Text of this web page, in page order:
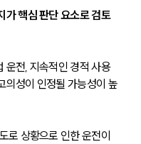
가 핵심 판단 요소로 검토
운전, 지속적인 경적 사용
의성이 인정될 가능성이 높
로 상황으로 인한 운전이